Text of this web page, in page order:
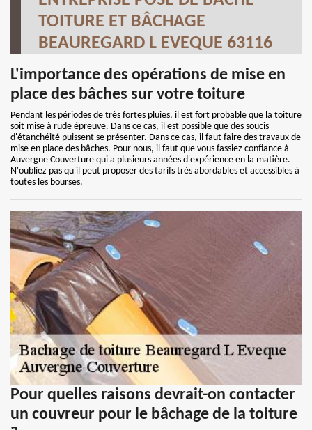
TOITURE ET BÂCHAGE
BEAUREGARD L EVEQUE 63116
L'importance des opérations de mise en
place des bâches sur votre toiture
Pendant les périodes de très fortes pluies, il est fort probable que la toiture
soit mise à rude épreuve. Dans ce cas, il est possible que des soucis
d'étanchéité puissent se présenter. Dans ce cas, il faut faire des travaux de
mise en place des bâches. Pour nous, il faut que vous fassiez confiance à
Auvergne Couverture qui a plusieurs années d'expérience en la matière.
N'oubliez pas qu'il peut proposer des tarifs très abordables et accessibles à
toutes les bourses.
Pour quelles raisons devrait-on contacter
un couvreur pour le bâchage de la toiture